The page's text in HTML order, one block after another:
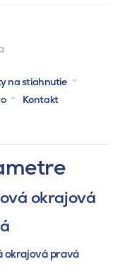
na stiahnutie
Kontakt
okrajová
okrajová pravá